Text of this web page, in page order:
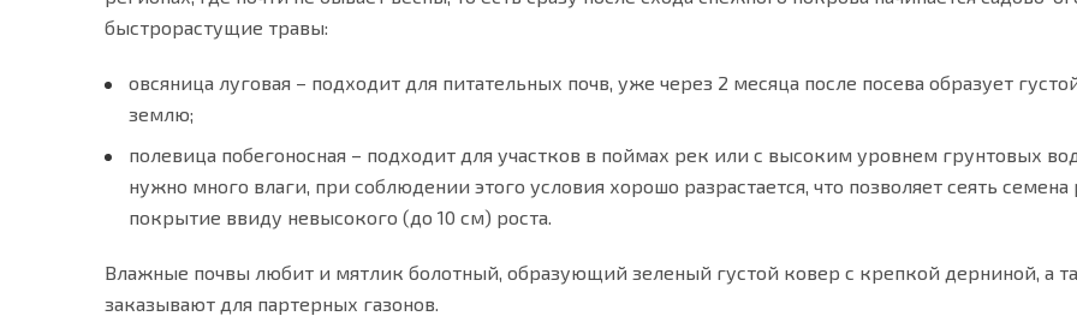
быстрорастущие травы:
овсяница луговая – подходит для питательных почв, уже через 2 месяца после посева образует
землю;
полевица побегоносная – подходит для участков в поймах рек или с высоким уровнем грунтовых
нужно много влаги, при соблюдении этого условия хорошо разрастается, что позволяет сеять
покрытие ввиду невысокого (до 10 см) роста.
Влажные почвы любит и мятлик болотный, образующий зеленый густой ковер с крепкой дерниной, а
заказывают для партерных газонов.